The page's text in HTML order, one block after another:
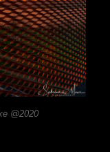
@2020